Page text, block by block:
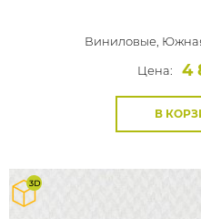
Виниловые,
Цена:
4
В